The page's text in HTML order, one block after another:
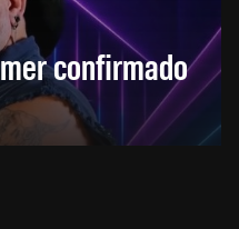
confirmado